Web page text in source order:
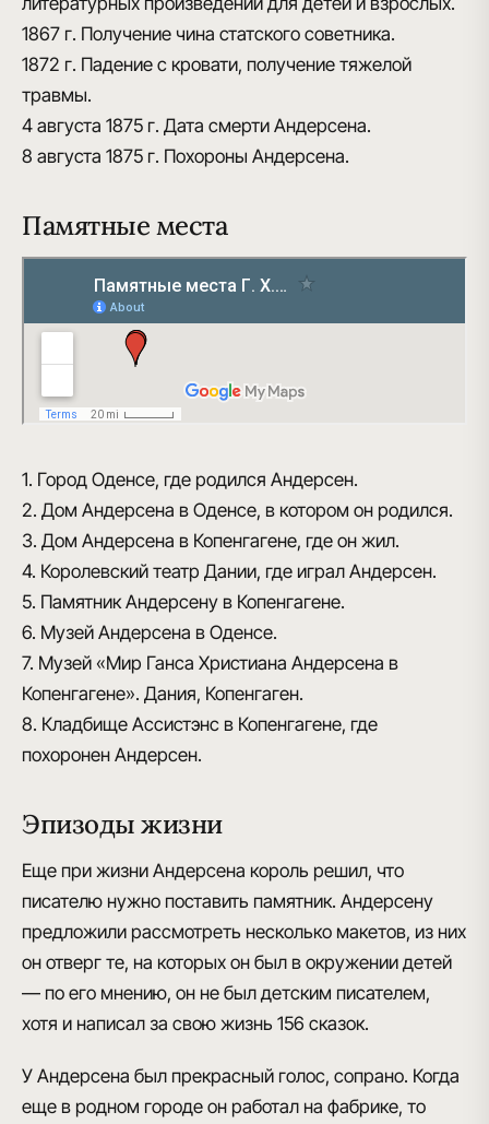
1867 г. Получение чина статского советника.
1872 г. Падение с кровати, получение тяжелой
травмы.
4 августа 1875 г. Дата смерти Андерсена.
8 августа 1875 г. Похороны Андерсена.
Памятные места
1. Город Оденсе, где родился Андерсен.
2. Дом Андерсена в Оденсе, в котором он родился.
3. Дом Андерсена в Копенгагене, где он жил.
4. Королевский театр Дании, где играл Андерсен.
5. Памятник Андерсену в Копенгагене.
6. Музей Андерсена в Оденсе.
7. Музей «Мир Ганса Христиана Андерсена в
Копенгагене». Дания, Копенгаген.
8. Кладбище Ассистэнс в Копенгагене, где
похоронен Андерсен.
Эпизоды жизни
Еще при жизни Андерсена король решил, что
писателю нужно поставить памятник. Андерсену
предложили рассмотреть несколько макетов, из них
он отверг те, на которых он был в окружении детей
— по его мнению, он не был детским писателем,
хотя и написал за свою жизнь 156 сказок.
У Андерсена был прекрасный голос, сопрано. Когда
еще в родном городе он работал на фабрике, то